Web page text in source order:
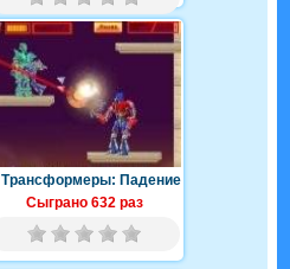
Трансформеры: Падение
Сыграно 632 раз